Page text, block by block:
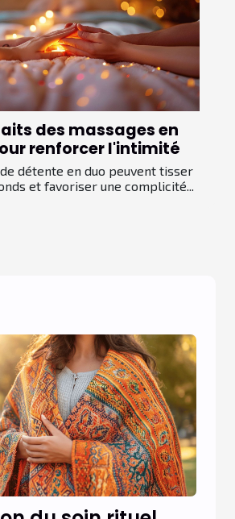
des massages en
renforcer l'intimité
détente en duo peuvent tisser
et favoriser une complicité...